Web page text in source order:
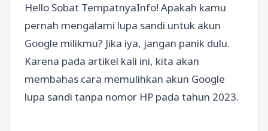
Hello Sobat TempatnyaInfo! Apakah kamu
pernah mengalami lupa sandi untuk akun
Google milikmu? Jika iya, jangan panik dulu.
Karena pada artikel kali ini, kita akan
membahas cara memulihkan akun Google
lupa sandi tanpa nomor HP pada tahun 2023.